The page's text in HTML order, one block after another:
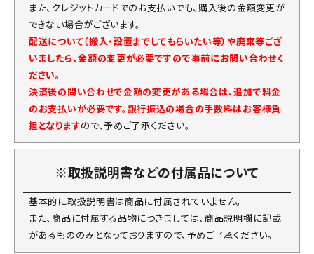
また、クレジットカードでのお支払いでも、購入後の金額変更が
できない場合がございます。
配送について（搬入・設置までしてもらいたい等）や廃棄等ござ
いましたら、金額の変更が必要ですので事前にお問い合わせく
ださい。
決済後の問い合わせで金額の変更がある場合は、追加で料金
のお支払いが必要です。銀行振込の場合の手数料はお客様負
担となりますので、予めご了承ください。
※取扱説明書などの付属品について
基本的に取扱説明書は商品に付属されていません。
また、商品に付属する品物につきましては、商品説明欄に記載
があるもののみとなっておりますので、予めご了承ください。